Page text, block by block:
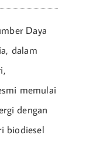
Daya
dalam
memulai
dengan
biodiesel